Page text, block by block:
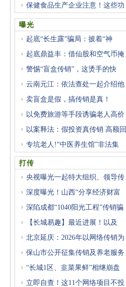
保健食品生产企业注意！这些功
曝光
起底“长生露”骗局：披着“神
起底鼎益丰：借仙股和空气币掩
警惕“盲盒传销”，这烫手的快
云南元江：依法查处一起介绍他
卖盲盒是假，搞传销是真！
以免费旅游等手段诱骗老人高价
以案释法：假投资真传销 高额回
专坑老人!“中医养生馆”非法集
打传
央视曝光一起特大组织、领导传
深度曝光！山西“分享经济财富
深陷成都“1040阳光工程”传销骗
【长城易趣】最近进展！以及
北京延庆：2026年以网络传销为
保山市公开征集传销及养老服务
“长城1区、韭菜果鲜”相继崩盘
立即自查！这11个网络项目不投